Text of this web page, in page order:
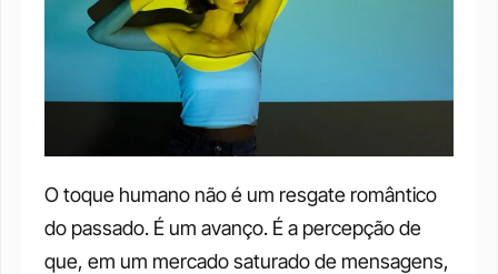
O toque humano não é um resgate romântico
do passado. É um avanço. É a percepção de
que, em um mercado saturado de mensagens,